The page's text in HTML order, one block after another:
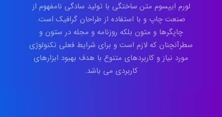
لورم ایپسوم متن ساختگی با تولید سادگی نامفهوم از
صنعت چاپ و با استفاده از طراحان گرافیک است.
چاپگرها و متون بلکه روزنامه و مجله در ستون و
سطرآنچنان که لازم است و برای شرایط فعلی تکنولوژی
مورد نیاز و کاربردهای متنوع با هدف بهبود ابزارهای
کاربردی می باشد.